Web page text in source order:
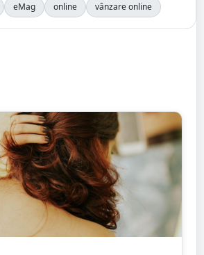
eMag online vânzare online